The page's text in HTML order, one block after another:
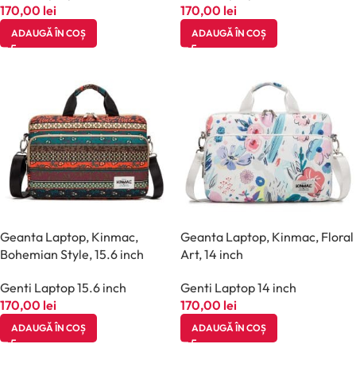
170,00 lei
ADAUGĂ ÎN COȘ
170,00 lei
ADAUGĂ ÎN COȘ
Geanta Laptop, Kinmac,
Bohemian Style, 15.6 inch
Genti Laptop 15.6 inch
170,00 lei
ADAUGĂ ÎN COȘ
Geanta Laptop, Kinmac, Floral
Art, 14 inch
Genti Laptop 14 inch
170,00 lei
ADAUGĂ ÎN COȘ